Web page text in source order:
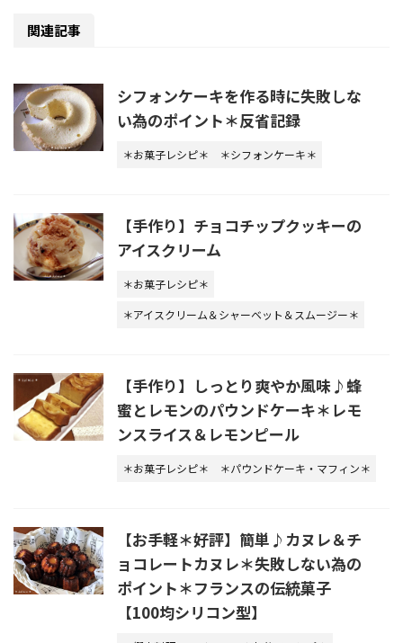
関連記事
シフォンケーキを作る時に失敗しな
い為のポイント＊反省記録
＊お菓子レシピ＊ ＊シフォンケーキ＊
【手作り】チョコチップクッキーの
アイスクリーム
＊お菓子レシピ＊
＊アイスクリーム＆シャーベット＆スムージー＊
【手作り】しっとり爽やか風味♪蜂
蜜とレモンのパウンドケーキ＊レモ
ンスライス＆レモンピール
＊お菓子レシピ＊ ＊パウンドケーキ・マフィン＊
【お手軽＊好評】簡単♪カヌレ＆チ
ョコレートカヌレ＊失敗しない為の
ポイント＊フランスの伝統菓子
【100均シリコン型】